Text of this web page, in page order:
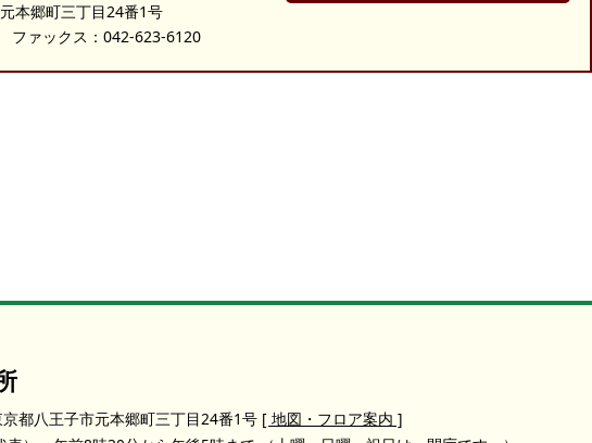
本郷町三丁目24番1号
ファックス：042-623-6120
都八王子市元本郷町三丁目24番1号 [ 地図・フロア案内 ]